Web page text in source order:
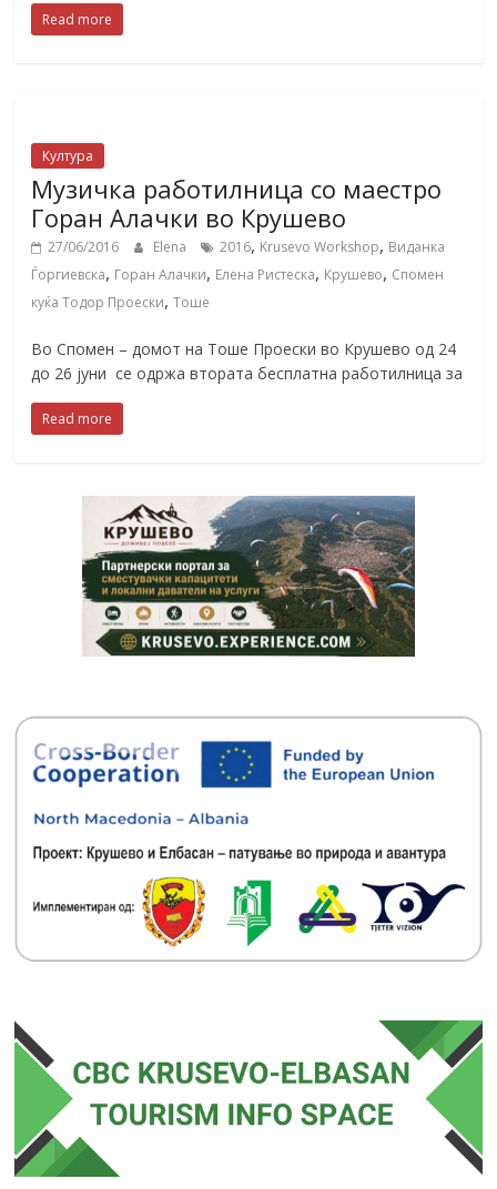
Read more
Култура
Музичка работилница со маестро
Горан Алачки во Крушево
27/06/2016 Elena 2016, Krusevo Workshop, Виданка
Ѓоргиевска, Горан Алачки, Елена Ристеска, Крушево, Спомен
куќа Тодор Проески,Тоше
Во Спомен – домот на Тоше Проески во Крушево од 24
до 26 јуни се одржа втората бесплатна работилница за
Read more